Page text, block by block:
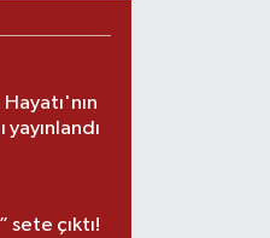
Hayatı'nın
yayınlandı
sete çıktı!